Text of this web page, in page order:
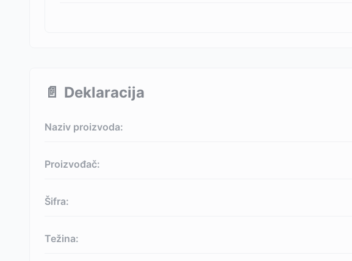
📄 Deklaracija
Naziv proizvoda:
Proizvođač:
Šifra:
Težina: